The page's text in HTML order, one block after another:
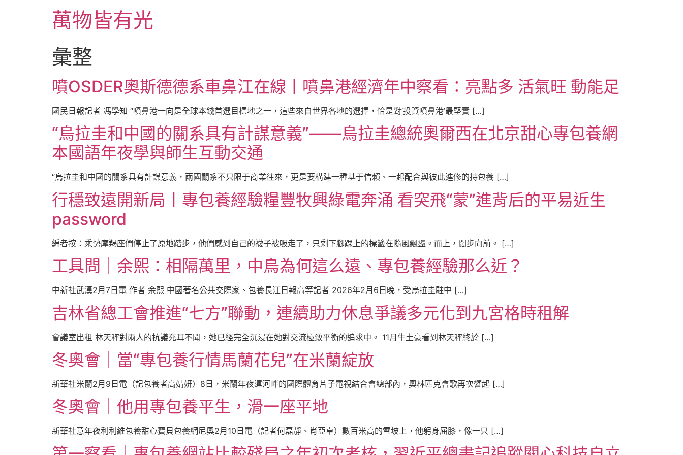
萬物皆有光
彙整
噴OSDER奧斯德德系車鼻江在線丨噴鼻港經濟年中察看：亮點多 活氣旺 動能足
國民日報記者 馮學知 “噴鼻港一向是全球本錢首選目標地之一，這些來自世界各地的選擇，恰是對‘投資噴鼻港’最堅實 […]
“烏拉圭和中國的關系具有計謀意義”——烏拉圭總統奧爾西在北京甜心專包養網
本國語年夜學與師生互動交通
“烏拉圭和中國的關系具有計謀意義，兩國關系不只限于商業往來，更是要構建一種基于信賴、一起配合與彼此進修的持包養 […]
行穩致遠開新局丨專包養經驗糧豐牧興綠電奔涌 看突飛“蒙”進背后的平易近生
password
編者按：乘勢摩羯座們停止了原地踏步，他們感到自己的襪子被吸走了，只剩下腳踝上的標籤在隨風飄盪。而上，闊步向前。 […]
工具問｜余熙：相隔萬里，中烏為何這么遠、專包養經驗那么近？
中新社武漢2月7日電 作者 余熙 中國著名公共交際家、包養長江日報高等記者 2026年2月6日晚，受烏拉圭駐中 […]
吉林省總工會推進“七方”聯動，連續助力休息爭議多元化到九宮格時租解
會議室出租 林天秤對兩人的抗議充耳不聞，她已經完全沉浸在她對交流極致平衡的追求中。 11月牛土豪看到林天秤終於 […]
冬奧會｜當“專包養行情馬蘭花兒”在米蘭綻放
新華社米蘭2月9日電（記包養者高婧妍）8日，米蘭年夜運河畔的國際體育片子電視結合會總部內，奧林匹克會歌再次響起 […]
冬奧會｜他用專包養平生，滑一座平地
新華社意年夜利利維包養甜心寶貝包養網尼奧2月10日電（記者何磊靜、肖亞卓）數百米高的雪坡上，他躬身屈膝，像一只 […]